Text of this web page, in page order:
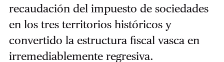
recaudación del impuesto de sociedades
en los tres territorios históricos y
convertido la estructura fiscal vasca en
irremediablemente regresiva.